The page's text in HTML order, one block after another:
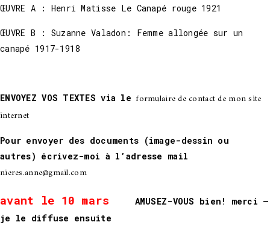
ŒUVRE A : Henri Matisse Le Canapé rouge 1921
ŒUVRE B : Suzanne Valadon: Femme allongée sur un
canapé 1917-1918
ENVOYEZ VOS TEXTES via leformulaire de contact de mon site
internet
Pour envoyer des documents (image-dessin ou
autres) écrivez-moi à l’adresse mail
nieres.anne@gmail.com
avant le 10 mars
AMUSEZ-VOUS bien! merci –
je le diffuse ensuite